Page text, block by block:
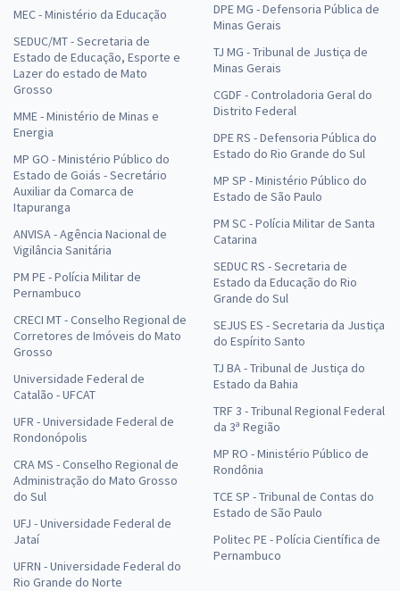
MEC - Ministério da Educação
SEDUC/MT - Secretaria de
Estado de Educação, Esporte e
Lazer do estado de Mato
Grosso
MME - Ministério de Minas e
Energia
MP GO - Ministério Público do
Estado de Goiás - Secretário
Auxiliar da Comarca de
Itapuranga
ANVISA - Agência Nacional de
Vigilância Sanitária
PM PE - Polícia Militar de
Pernambuco
CRECI MT - Conselho Regional de
Corretores de Imóveis do Mato
Grosso
Universidade Federal de
Catalão - UFCAT
UFR - Universidade Federal de
Rondonópolis
CRA MS - Conselho Regional de
Administração do Mato Grosso
do Sul
UFJ - Universidade Federal de
Jataí
UFRN - Universidade Federal do
Rio Grande do Norte
DPE MG - Defensoria Pública de
Minas Gerais
TJ MG - Tribunal de Justiça de
Minas Gerais
CGDF - Controladoria Geral do
Distrito Federal
DPE RS - Defensoria Pública do
Estado do Rio Grande do Sul
MP SP - Ministério Público do
Estado de São Paulo
PM SC - Polícia Militar de Santa
Catarina
SEDUC RS - Secretaria de
Estado da Educação do Rio
Grande do Sul
SEJUS ES - Secretaria da Justiça
do Espírito Santo
TJ BA - Tribunal de Justiça do
Estado da Bahia
TRF 3 - Tribunal Regional Federal
da 3ª Região
MP RO - Ministério Público de
Rondônia
TCE SP - Tribunal de Contas do
Estado de São Paulo
Politec PE - Polícia Científica de
Pernambuco